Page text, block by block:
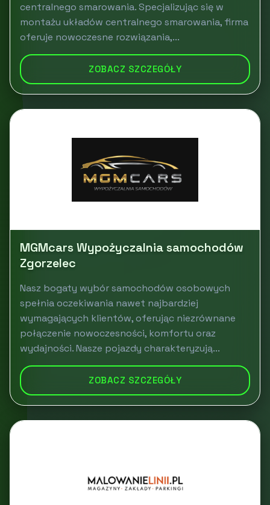
centralnego smarowania. Specjalizując się w
montażu układów centralnego smarowania, firma
oferuje nowoczesne rozwiązania,...
ZOBACZ SZCZEGÓŁY
MGMcars Wypożyczalnia samochodów
Zgorzelec
Nasz bogaty wybór samochodów osobowych
spełnia oczekiwania nawet najbardziej
wymagających klientów, oferując niezrównane
połączenie nowoczesności, komfortu oraz
wydajności. Nasze pojazdy charakteryzują...
ZOBACZ SZCZEGÓŁY